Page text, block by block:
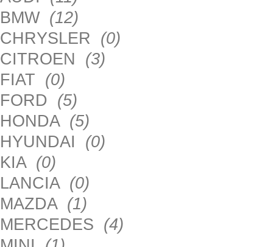
BMW (12)
CHRYSLER (0)
CITROEN (3)
FIAT (0)
FORD (5)
HONDA (5)
HYUNDAI (0)
KIA (0)
LANCIA (0)
MAZDA (1)
MERCEDES (4)